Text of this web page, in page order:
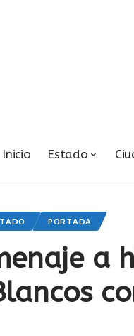
Inicio Estado
PORTADA
a